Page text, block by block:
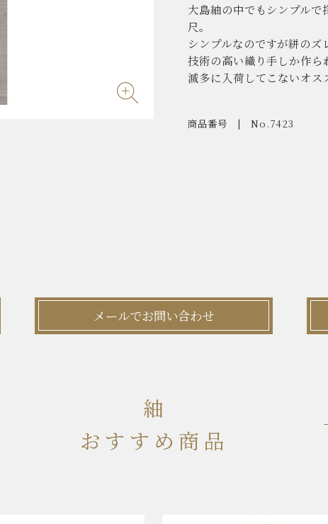
大島紬の中でもシンプル
尺。
シンプルなのですが絣の
技術の高い織り手しか作ら
滅多に入荷してこないオス
商品番号 No.7423
メールでお問い合わせ
紬
おすすめ商品